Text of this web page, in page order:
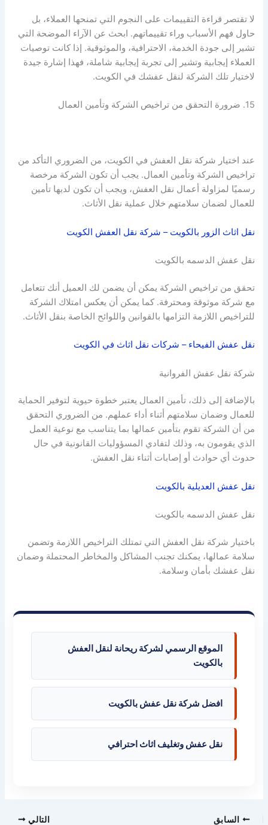
لا تقتصر قراءة التقييمات على النجوم التي تمنحها العملاء، بل
حاول فهم الأسباب وراء تقييماتهم. ابحث عن الآراء الموضحة التي
تشير إلى جودة الخدمة، الاحترافية، والموثوقية. إذا كانت توصيات
العملاء إيجابية وتشير إلى تجربة إيجابية شاملة، فهذا إشارة جيدة
لاختيار تلك الشركة لنقل عفشك في الكويت.
15. ضرورة التحقق من تراخيص الشركة وتأمين العمال
عند اختيار شركة نقل العفش في الكويت، من الضروري التأكد من
تراخيص الشركة وتأمين العمال. يجب أن تكون الشركة مرخصة
رسميًا لمزاولة أعمال نقل العفش، ويجب أن تكون لديها تأمين
للعمال لضمان سلامتهم خلال عملية نقل الأثاث.
نقل اثاث الزور بالكويت – شركة نقل العفش الكويت
نقل عفش الدسمه بالكويت
تحقق من تراخيص الشركة يمكن أن يضمن لك العميل أنك تتعامل
مع شركة موثوقة ومحترفة. كما يمكن أن يعكس امتلاك الشركة
للتراخيص اللازمة التزامها بالقوانين واللوائح الخاصة بنقل الأثاث.
نقل عفش الفيحاء – شركات نقل اثاث في الكويت
شركة نقل عفش الفروانية
بالإضافة إلى ذلك، تأمين العمال يعتبر خطوة حيوية لتوفير الحماية
للعمال وضمان سلامتهم أثناء أداء عملهم. من الضروري التحقق
من أن الشركة تقوم بتأمين عمالها بما يتناسب مع نوعية العمل
الذي يقومون به، وذلك لتفادي المسؤوليات القانونية في حال
حدوث أي حوادث أو إصابات أثناء نقل العفش.
نقل عفش العديلية بالكويت
نقل عفش الدسمه بالكويت
باختيار شركة نقل العفش التي تمتلك التراخيص اللازمة وتضمن
سلامة عمالها، يمكنك تجنب المشاكل والمخاطر المحتملة وضمان
نقل عفشك بأمان وسلامة.
الموقع الرسمي لشركة ريحانة لنقل العفش
بالكويت
افضل شركة نقل عفش بالكويت
نقل عفش وتغليف اثاث احترافي
السابق التالي